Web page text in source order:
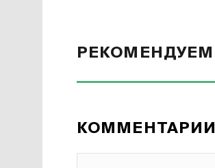
РЕКОМЕНДУЕМ
КОММЕНТАРИИ